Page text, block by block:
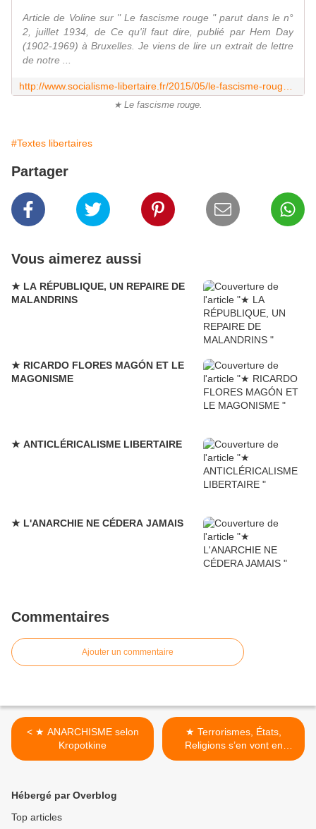
Article de Voline sur " Le fascisme rouge " parut dans le n°
2, juillet 1934, de Ce qu'il faut dire, publié par Hem Day
(1902-1969) à Bruxelles. Je viens de lire un extrait de lettre
de notre ...
★ Le fascisme rouge.
#Textes libertaires
Partager
Vous aimerez aussi
★ LA RÉPUBLIQUE, UN REPAIRE DE
MALANDRINS
★ RICARDO FLORES MAGÓN ET LE
MAGONISME
★ ANTICLÉRICALISME LIBERTAIRE
★ L'ANARCHIE NE CÉDERA JAMAIS
Commentaires
Ajouter un commentaire
< ★ ANARCHISME selon
Kropotkine
★ Terrorismes, États,
Religions s’en vont en
guerre >
Hébergé par Overblog
Top articles